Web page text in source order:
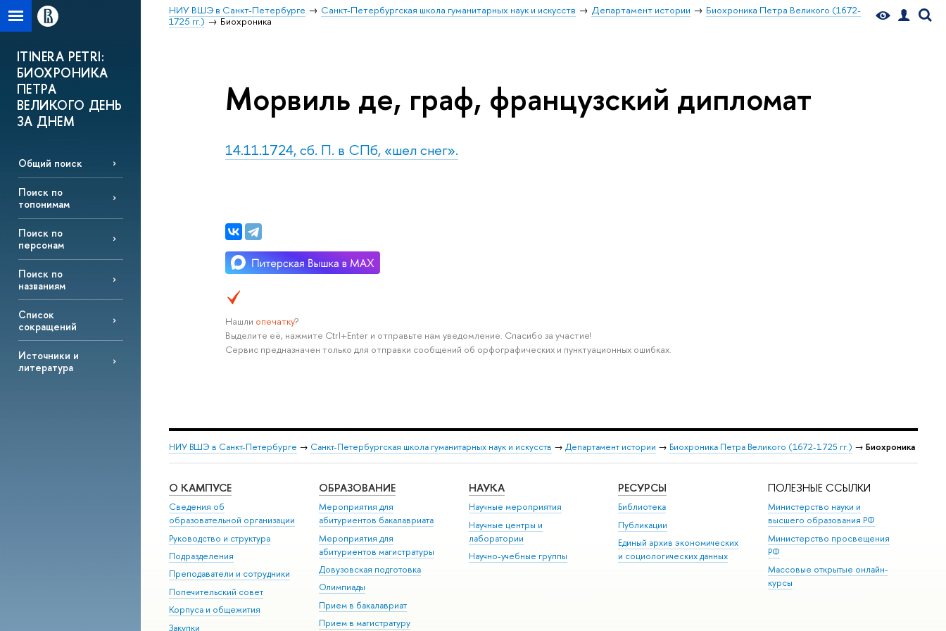
НИУ ВШЭ в Санкт-Петербурге Санкт-Петербургская школа гуманитарных наук и искусств Департамент истории
Биохроника Петра Великого (1672-
1725 гг.)
Биохроника
ITINERA PETRI:
БИОХРОНИКА
ПЕТРА
ВЕЛИКОГО ДЕНЬ
ЗА ДНЕМ
Общий поиск
Поиск по
топонимам
Поиск по
персонам
Поиск по
названиям
Список
сокращений
Источники и
литература
Морвиль де, граф, французский дипломат
14.11.1724, сб. П. в СПб, «шел снег».
Нашли опечатку?
Выделите её, нажмите Ctrl+Enter и отправьте нам уведомление. Спасибо за участие!
Сервис предназначен только для отправки сообщений об орфографических и пунктуационных ошибках.
НИУ ВШЭ в Санкт-Петербурге → Санкт-Петербургская школа гуманитарных наук и искусств → Департамент истории → Биохроника Петра Великого (1672-1725 гг.) → Биохроника
О КАМПУСЕ
Сведения об
образовательной организации
Руководство и структура
Подразделения
Преподаватели и сотрудники
Попечительский совет
Корпуса и общежития
Закупки
ОБРАЗОВАНИЕ
Мероприятия для
абитуриентов бакалавриата
Мероприятия для
абитуриентов магистратуры
Довузовская подготовка
Олимпиады
Прием в бакалавриат
Прием в магистратуру
НАУКА
Научные мероприятия
Научные центры и
лаборатории
Научно-учебные группы
РЕСУРСЫ
Библиотека
Публикации
Единый архив экономических
и социологических данных
ПОЛЕЗНЫЕ ССЫЛКИ
Министерство науки и
высшего образования РФ
Министерство просвещения
РФ
Массовые открытые онлайн-
курсы